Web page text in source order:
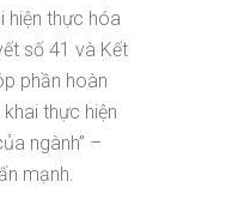
hiện thực hóa
số 41 và Kết
phần hoàn
thực hiện
ngành” –
mạnh.